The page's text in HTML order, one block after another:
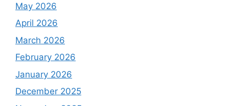
May 2026
April 2026
March 2026
February 2026
January 2026
December 2025